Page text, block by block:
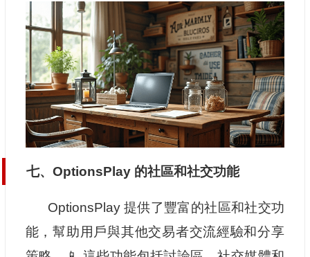
七、OptionsPlay 的社區和社交功能
OptionsPlay 提供了豐富的社區和社交功
能，幫助用戶與其他交易者交流經驗和分享